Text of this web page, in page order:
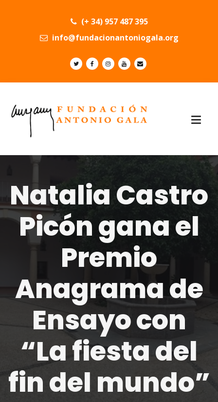
(+ 34) 957 487 395
info@fundacionantoniogala.org
Natalia Castro
Picón gana el
Premio
Anagrama de
Ensayo con
“La fiesta del
fin del mundo”